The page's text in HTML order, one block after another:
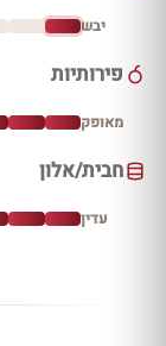
יבש
פירותיות
מאופק
חבית/אלון
עדין